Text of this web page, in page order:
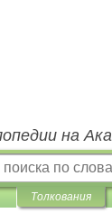
на
Толкования